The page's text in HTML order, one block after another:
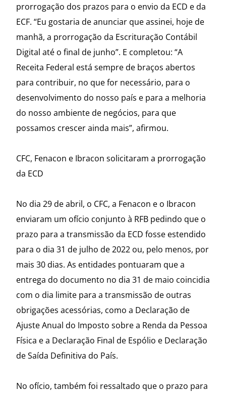
prorrogação dos prazos para o envio da ECD e da
ECF. “Eu gostaria de anunciar que assinei, hoje de
manhã, a prorrogação da Escrituração Contábil
Digital até o final de junho”. E completou: “A
Receita Federal está sempre de braços abertos
para contribuir, no que for necessário, para o
desenvolvimento do nosso país e para a melhoria
do nosso ambiente de negócios, para que
possamos crescer ainda mais”, afirmou.
CFC, Fenacon e Ibracon solicitaram a prorrogação
da ECD
No dia 29 de abril, o CFC, a Fenacon e o Ibracon
enviaram um ofício conjunto à RFB pedindo que o
prazo para a transmissão da ECD fosse estendido
para o dia 31 de julho de 2022 ou, pelo menos, por
mais 30 dias. As entidades pontuaram que a
entrega do documento no dia 31 de maio coincidia
com o dia limite para a transmissão de outras
obrigações acessórias, como a Declaração de
Ajuste Anual do Imposto sobre a Renda da Pessoa
Física e a Declaração Final de Espólio e Declaração
de Saída Definitiva do País.
No ofício, também foi ressaltado que o prazo para